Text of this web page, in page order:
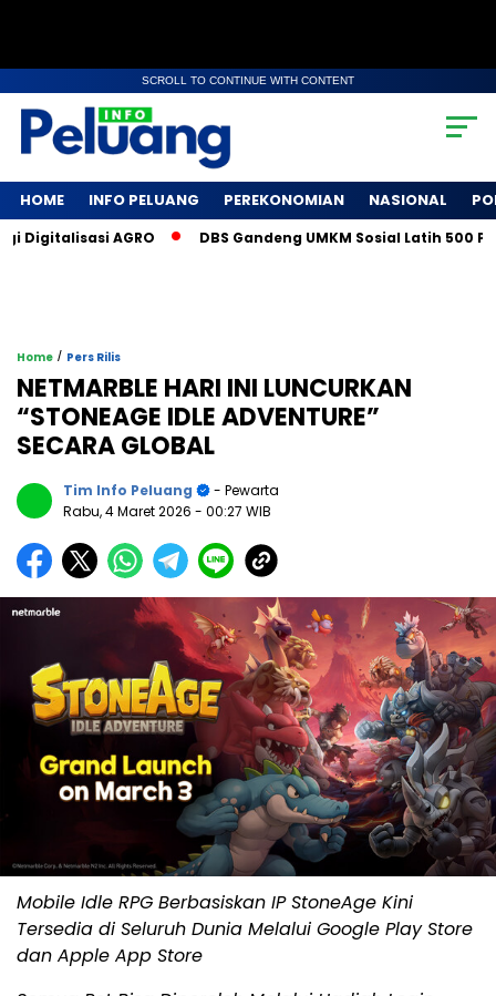
SCROLL TO CONTINUE WITH CONTENT
HOME INFO PELUANG PEREKONOMIAN NASIONAL
AGRO DBS Gandeng UMKM Sosial Latih 500
Home / Pers Rilis
NETMARBLE HARI INI LUNCURKAN
“STONEAGE IDLE ADVENTURE”
SECARA GLOBAL
Tim Info Peluang
- Pewarta
Rabu, 4 Maret 2026 - 00:27 WIB
Mobile Idle RPG Berbasiskan IP StoneAge Kini
Tersedia di Seluruh Dunia Melalui Google Play Store
dan Apple App Store